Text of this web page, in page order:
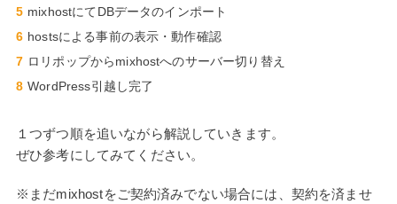
mixhostにてDBデータのインポート
hostsによる事前の表示・動作確認
ロリポップからmixhostへのサーバー切り替え
WordPress引越し完了
１つずつ順を追いながら解説していきます。
ぜひ参考にしてみてください。
※まだmixhostをご契約済みでない場合には、契約を済ませ